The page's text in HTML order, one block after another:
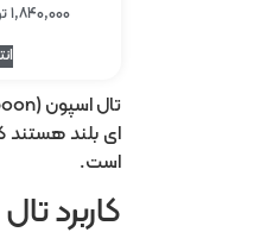
۱,۸۴۰,۰۰۰
ای بلند هستند
است.
کاربرد